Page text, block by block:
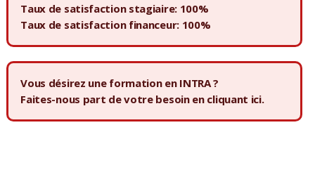
Taux de satisfaction stagiaire: 100%
Taux de satisfaction financeur: 100%
Vous désirez une formation en INTRA ?
Faites-nous part de votre besoin en cliquant ici.